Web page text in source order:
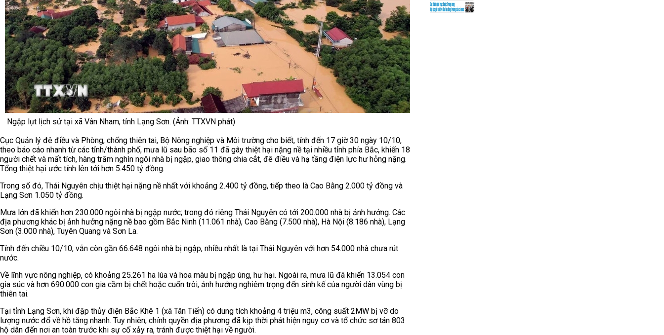
Ngập lụt lịch sử tại xã Vân Nham, tỉnh Lạng Sơn. (Ảnh: TTXVN phát)
Cục Quản lý đê điều và Phòng, chống thiên tai, Bộ Nông nghiệp và Môi trường cho biết, tính đến 17 giờ 30 ngày 10/10,
theo báo cáo nhanh từ các tỉnh/thành phố, mưa lũ sau bão số 11 đã gây thiệt hại nặng nề tại nhiều tỉnh phía Bắc, khiến 18
người chết và mất tích, hàng trăm nghìn ngôi nhà bị ngập, giao thông chia cắt, đê điều và hạ tầng điện lực hư hỏng nặng.
Tổng thiệt hại ước tính lên tới hơn 5.450 tỷ đồng.
Trong số đó, Thái Nguyên chịu thiệt hại nặng nề nhất với khoảng 2.400 tỷ đồng, tiếp theo là Cao Bằng 2.000 tỷ đồng và
Lạng Sơn 1.050 tỷ đồng.
Mưa lớn đã khiến hơn 230.000 ngôi nhà bị ngập nước; trong đó riêng Thái Nguyên có tới 200.000 nhà bị ảnh hưởng. Các
địa phương khác bị ảnh hưởng nặng nề bao gồm Bắc Ninh (11.061 nhà), Cao Bằng (7.500 nhà), Hà Nội (8.186 nhà), Lạng
Sơn (3.000 nhà), Tuyên Quang và Sơn La.
Tính đến chiều 10/10, vẫn còn gần 66.648 ngôi nhà bị ngập, nhiều nhất là tại Thái Nguyên với hơn 54.000 nhà chưa rút
nước.
Về lĩnh vực nông nghiệp, có khoảng 25.261 ha lúa và hoa màu bị ngập úng, hư hại. Ngoài ra, mưa lũ đã khiến 13.054 con
gia súc và hơn 690.000 con gia cầm bị chết hoặc cuốn trôi, ảnh hưởng nghiêm trọng đến sinh kế của người dân vùng bị
thiên tai.
Tại tỉnh Lạng Sơn, khi đập thủy điện Bắc Khê 1 (xã Tân Tiến) có dung tích khoảng 4 triệu m3, công suất 2MW bị vỡ do
lượng nước đổ về hồ tăng nhanh. Tuy nhiên, chính quyền địa phương đã kịp thời phát hiện nguy cơ và tổ chức sơ tán 803
hộ dân đến nơi an toàn trước khi sự cố xảy ra, tránh được thiệt hại về người.